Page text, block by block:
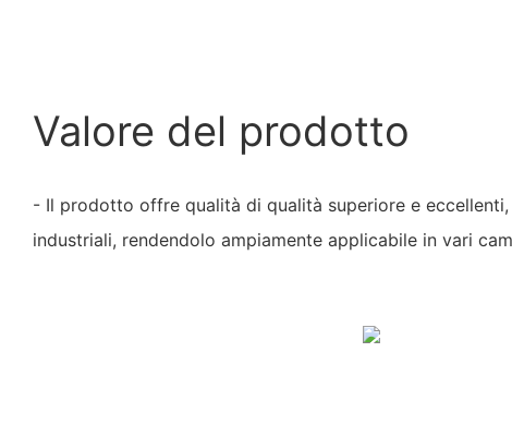
Valore del prodotto
- Il prodotto offre qualità di qualità superiore e
industriali, rendendolo ampiamente applicabile in vari